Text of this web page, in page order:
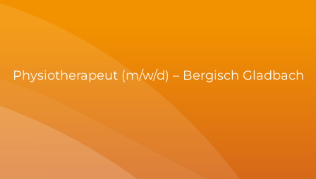
Physiotherapeut (m/w/d) – Bergisch Gladbach